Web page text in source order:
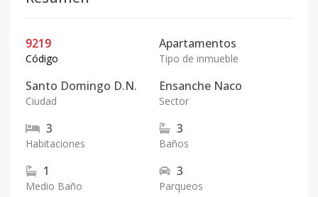
9219
Código
Apartamentos
Tipo de inmueble
Santo Domingo D.N.
Ciudad
Ensanche Naco
Sector
3
Habitaciones
3
Baños
1
Medio Baño
3
Parqueos